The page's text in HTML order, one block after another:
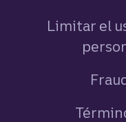
Limitar el